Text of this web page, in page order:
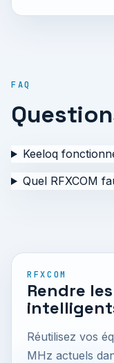
FAQ
Keeloq
Quel RFXCOM
RFXCOM
Rendre
Réutilisez vos
MHz actuels